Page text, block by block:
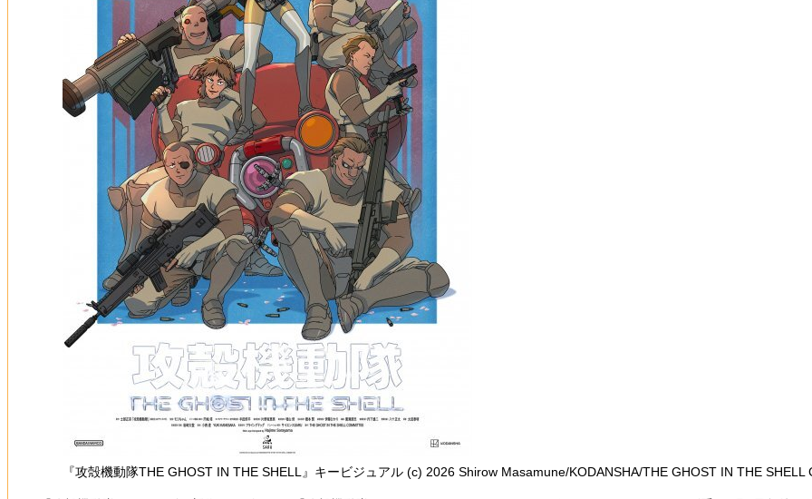
『攻殻機動隊THE GHOST IN THE SHELL』キービジュアル (c) 2026 Shirow Masamune/KODANSHA/THE GHOST IN THE SHELL